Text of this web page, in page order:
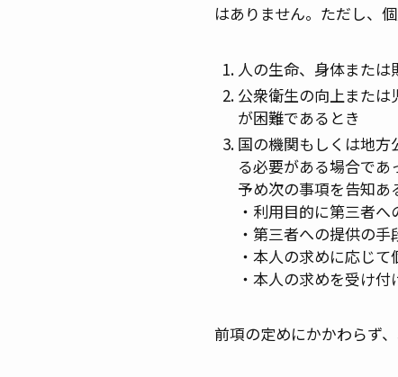
はありません。ただし、
人の生命、身体また
公衆衛生の向上また
が困難であるとき
国の機関もしくは地
る必要がある場合で
予め次の事項を告知
・利用目的に第三者
・第三者への提供の
・本人の求めに応じ
・本人の求めを受け付
前項の定めにかかわらず